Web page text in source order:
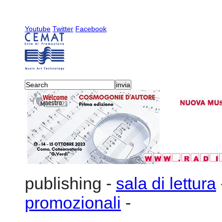
Youtube Twitter Facebook
publishing - sala di lettura
promozionali -